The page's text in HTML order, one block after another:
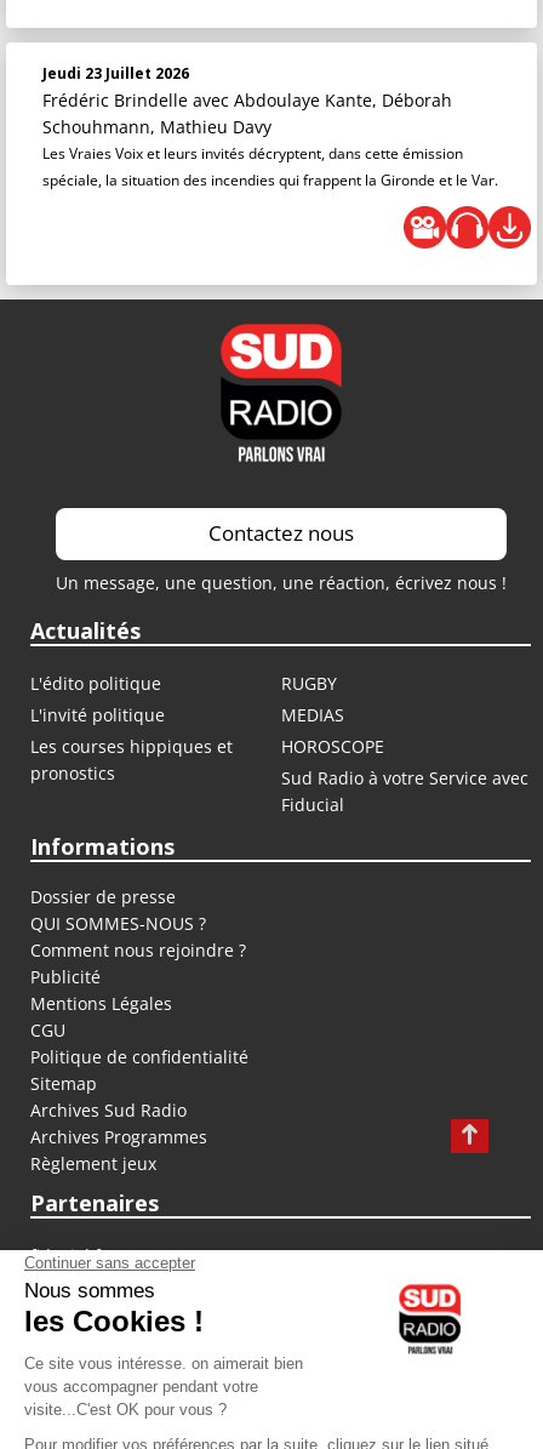
Jeudi 23 Juillet 2026
Frédéric Brindelle avec Abdoulaye Kante, Déborah
Schouhmann, Mathieu Davy
Les Vraies Voix et leurs invités décryptent, dans cette émission
spéciale, la situation des incendies qui frappent la Gironde et le Var.
Contactez nous
Un message, une question, une réaction, écrivez nous !
Actualités
L'édito politique
RUGBY
L'invité politique
MEDIAS
Les courses hippiques et
pronostics
HOROSCOPE
Sud Radio à votre Service avec
Fiducial
Informations
Dossier de presse
QUI SOMMES-NOUS ?
Comment nous rejoindre ?
Publicité
Mentions Légales
CGU
Politique de confidentialité
Sitemap
Archives Sud Radio
Archives Programmes
Règlement jeux
Partenaires
fiducial.fr
lyoncapitale.fr
olympique-et-lyonnais.com
L'application Iphone / Android
Téléchargez l'application